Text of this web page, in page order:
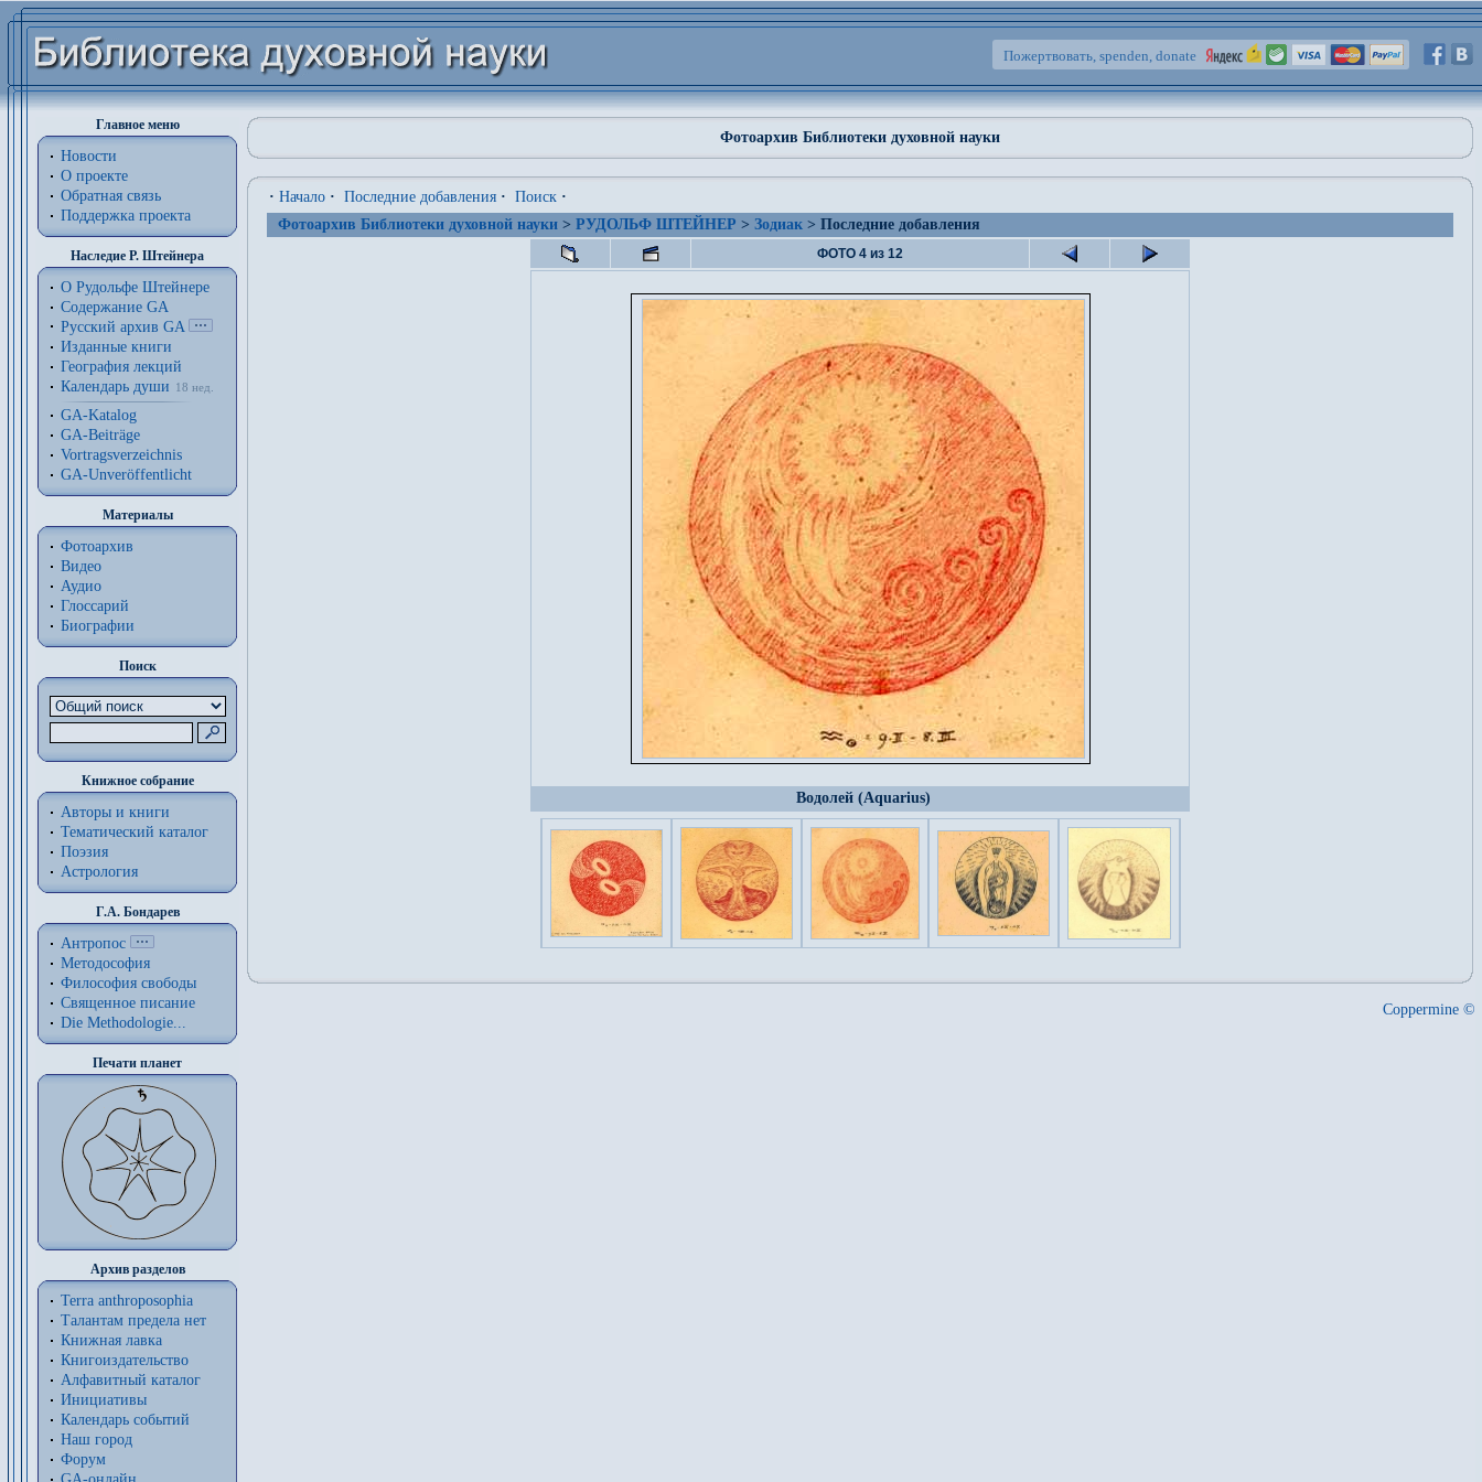
Пожертвовать, spenden, donate
Главное меню
Новости
О проекте
Обратная связь
Поддержка проекта
Наследие Р. Штейнера
О Рудольфе Штейнере
Содержание GA
Русский архив GA
Изданные книги
География лекций
Календарь души
18 нед.
GA-Katalog
GA-Beiträge
Vortragsverzeichnis
GA-Unveröffentlicht
Материалы
Фотоархив
Видео
Аудио
Глоссарий
Биографии
Поиск
Книжное собрание
Авторы и книги
Тематический каталог
Поэзия
Астрология
Г.А. Бондарев
Антропос
Методософия
Философия cвободы
Священное писание
Die Methodologie...
Печати планет
Архив разделов
Terra anthroposophia
Талантам предела нет
Книжная лавка
Книгоиздательство
Алфавитный каталог
Инициативы
Календарь событий
Наш город
Форум
Фотоархив Библиотеки духовной науки
· Начало · Последние добавления · Поиск ·
Фотоархив Библиотеки духовной науки > РУДОЛЬФ ШТЕЙНЕР > Зодиак > Последние добавления
ФОТО 4 из 12
Водолей (Aquarius)
Coppermine ©